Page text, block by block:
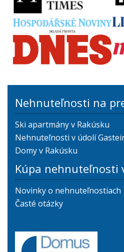
Nehnuteľnosti na
Ski apartmány v Rakúsku
Nehnuteľnosti v údolí
Domy v Rakúsku
Kúpa nehnuteľnosti
Novinky o nehnuteľnostiach
Časté otázky